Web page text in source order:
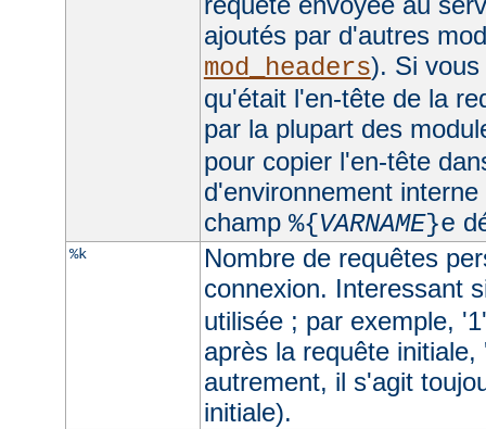
ajoutés par d'autres
mod_headers). Si
qu'était l'en-tête de la
par la plupart des
pour copier l'en-tête
d'environnement
champ %{VARNAME}e
%k
Nombre de requêtes
connexion. Interessant
utilisée ; par exemple,
après la requête
autrement, il s'agit
initiale).